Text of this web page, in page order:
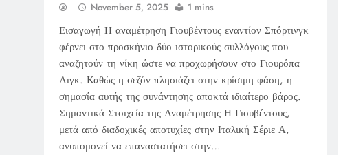
November 5, 2025 1 mins
Εισαγωγή Η αναμέτρηση Γιουβέντους εναντίον Σπόρτινγκ
φέρνει στο προσκήνιο δύο ιστορικούς συλλόγους που
αναζητούν τη νίκη ώστε να προχωρήσουν στο Γιουρόπα
Λιγκ. Καθώς η σεζόν πλησιάζει στην κρίσιμη φάση, η
σημασία αυτής της συνάντησης αποκτά ιδιαίτερο βάρος.
Σημαντικά Στοιχεία της Αναμέτρησης Η Γιουβέντους,
μετά από διαδοχικές αποτυχίες στην Ιταλική Σέριε Α,
ανυπομονεί να επαναστατήσει στην…